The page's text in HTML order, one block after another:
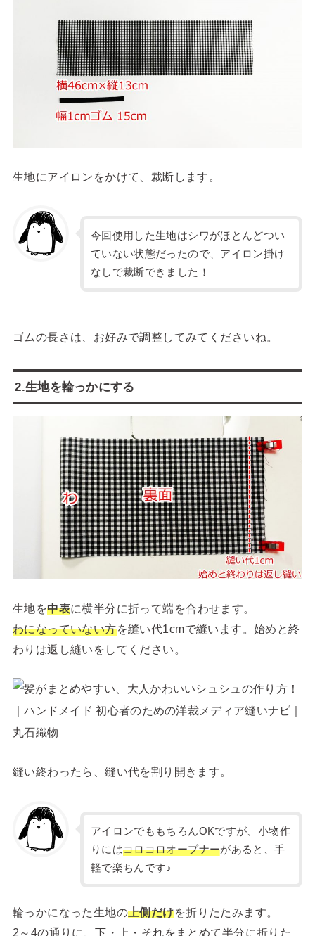
生地にアイロンをかけて、裁断します。
今回使用した生地はシワがほとんどつい
ていない状態だったので、アイロン掛け
なしで裁断できました！
ゴムの長さは、お好みで調整してみてくださいね。
2.生地を輪っかにする
生地を中表に横半分に折って端を合わせます。
わになっていない方を縫い代1cmで縫います。始めと終
わりは返し縫いをしてください。
縫い終わったら、縫い代を割り開きます。
アイロンでももちろんOKですが、小物作
りにはコロコロオープナーがあると、手
軽で楽ちんです♪
輪っかになった生地の上側だけを折りたたみます。
2～4の通りに、下・上・それをまとめて半分に折りた